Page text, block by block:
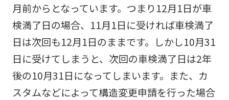
月前からとなっています。つまり12月1日が車
検満了日の場合、11月1日に受ければ車検満了
日は次回も12月1日のままです。しかし10月31
日に受けてしまうと、次回の車検満了日は2年
後の10月31日になってしまいます。また、カ
スタムなどによって構造変更申請を行った場合